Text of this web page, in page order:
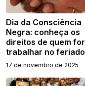
Dia da Consciência
Negra: conheça os
direitos de quem for
trabalhar no feriado
17 de novembro de 2025